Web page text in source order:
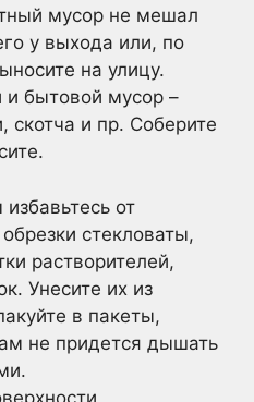
мусор не мешал
у выхода или, по
на улицу.
и бытовой мусор –
скотча и пр. Соберите
от
стекловаты,
растворителей,
Унесите их из
в пакеты,
не придется дышать